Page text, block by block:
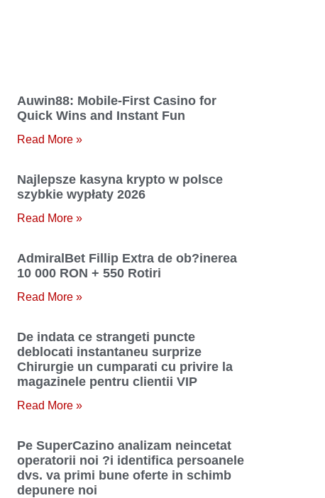
Auwin88: Mobile‑First Casino for
Quick Wins and Instant Fun
Read More »
Najlepsze kasyna krypto w polsce
szybkie wypłaty 2026
Read More »
AdmiralBet Fillip Extra de ob?inerea
10 000 RON + 550 Rotiri
Read More »
De indata ce strangeti puncte
deblocati instantaneu surprize
Chirurgie un cumparati cu privire la
magazinele pentru clientii VIP
Read More »
Pe SuperCazino analizam neincetat
operatorii noi ?i identifica persoanele
dvs. va primi bune oferte in schimb
depunere noi